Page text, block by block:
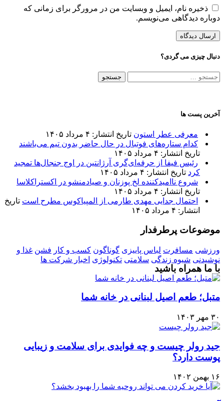
ذخیره نام، ایمیل و وبسایت من در مرورگر برای زمانی که
دوباره دیدگاهی می‌نویسم.
دنبال چیزی می گردی؟
جستجو
آخرین پست ها
معرفی عطر استون تاریخ انتشار: ۴ مرداد ۱۴۰۵
کدام ستاره‌های فوتبال در حال حاضر بدون تیم می‌باشند
تاریخ انتشار: ۴ مرداد ۱۴۰۵
رئیس فیفا از حرفه‌ای‌گری آرژانتین در اوج جنجال‌ها تمجید
کرد تاریخ انتشار: ۴ مرداد ۱۴۰۵
شروع ناامیدکننده لخ پوزنان و صیادمنشو در اکستراکلاسا
تاریخ انتشار: ۴ مرداد ۱۴۰۵
احتمال جدایی مهدی طارمی از المپیاکوس مطرح است تاریخ
انتشار: ۴ مرداد ۱۴۰۵
موضوعات پرطرفدار
ورزشی مسافرت لباس پاییزی گوناگون کسب و کار فشن غذا و
نوشیدنی شیوه زندگی سلامتی تکنولوژی اخبار شرکت ها
با ما همراه باشید
متبل؛ طعم اصیل لبنانی در خانه شما
۳۰ مهر ۱۴۰۳
جید رولر چیست و چه فوایدی برای سلامت و زیبایی
پوست دارد؟
۱۶ بهمن ۱۴۰۲